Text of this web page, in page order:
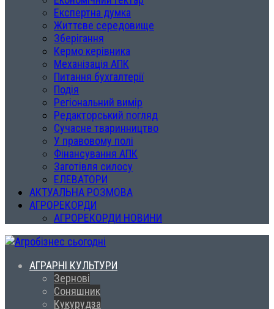
Експертна думка
Життєве середовище
Зберігання
Кермо керівника
Механізація АПК
Питання бухгалтерії
Подія
Регіональний вимір
Редакторський погляд
Сучасне тваринництво
У правовому полі
Фінансування АПК
Заготівля силосу
ЕЛЕВАТОРИ
АКТУАЛЬНА РОЗМОВА
АГРОРЕКОРДИ
АГРОРЕКОРДИ НОВИНИ
АГРАРНІ КУЛЬТУРИ
Зернові
Соняшник
Кукурудза